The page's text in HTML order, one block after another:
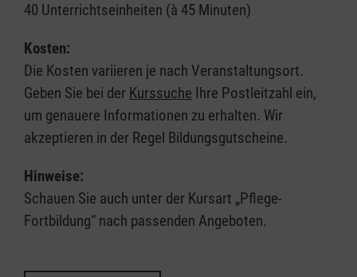
40 Unterrichtseinheiten (à 45 Minuten)
Kosten:
Die Kosten variieren je nach Veranstaltungsort.
Geben Sie bei der Kurssuche Ihre Postleitzahl ein,
um genauere Informationen zu erhalten. Wir
akzeptieren in der Regel Bildungsgutscheine.
Hinweise:
Schauen Sie auch unter der Kursart „Pflege-
Fortbildung“ nach passenden Angeboten.